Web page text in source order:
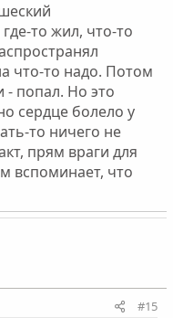
то жил, что-то
что-то надо. Потом
попал. Но это
сердце болело у
то ничего не
прям враги для
вспоминает, что
#15